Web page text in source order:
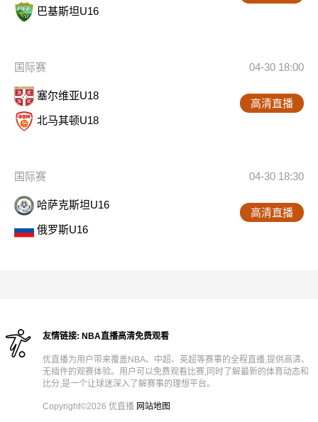
巴基斯坦U16
国际赛 04-30 18:00
塞尔维亚U18
北马其顿U18
高清直播
国际赛 04-30 18:30
哈萨克斯坦U16
俄罗斯U16
高清直播
友情链接: NBA直播高清免费观看
优直播为用户带来覆盖NBA、中超、英超等赛事的全程直播,提供高清、
无插件的观赛体验。用户可以免费观看比赛,同时了解最新的体育动态和
比分,是一个让球迷深入了解赛事的理想平台。
Copyright©2026 优直播 网站地图